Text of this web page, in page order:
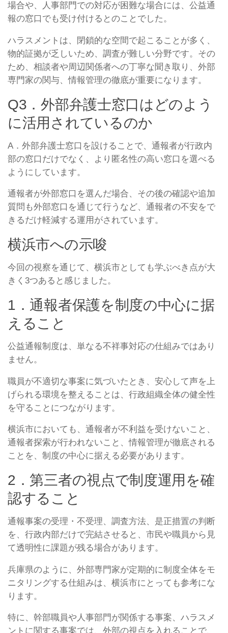
場合や、人事部門での対応が困難な場合には、公益通
報の窓口でも受け付けるとのことでした。
ハラスメントは、閉鎖的な空間で起こることが多く、
物的証拠が乏しいため、調査が難しい分野です。その
ため、相談者や周辺関係者への丁寧な聞き取り、外部
専門家の関与、情報管理の徹底が重要になります。
Q3．外部弁護士窓口はどのよう
に活用されているのか
A．外部弁護士窓口を設けることで、通報者が行政内
部の窓口だけでなく、より匿名性の高い窓口を選べる
ようにしています。
通報者が外部窓口を選んだ場合、その後の確認や追加
質問も外部窓口を通じて行うなど、通報者の不安をで
きるだけ軽減する運用がされています。
横浜市への示唆
今回の視察を通じて、横浜市としても学ぶべき点が大
きく3つあると感じました。
1．通報者保護を制度の中心に据
えること
公益通報制度は、単なる不祥事対応の仕組みではあり
ません。
職員が不適切な事案に気づいたとき、安心して声を上
げられる環境を整えることは、行政組織全体の健全性
を守ることにつながります。
横浜市においても、通報者が不利益を受けないこと、
通報者探索が行われないこと、情報管理が徹底される
ことを、制度の中心に据える必要があります。
2．第三者の視点で制度運用を確
認すること
通報事案の受理・不受理、調査方法、是正措置の判断
を、行政内部だけで完結させると、市民や職員から見
て透明性に課題が残る場合があります。
兵庫県のように、外部専門家が定期的に制度全体をモ
ニタリングする仕組みは、横浜市にとっても参考にな
ります。
特に、幹部職員や人事部門が関係する事案、ハラスメ
ントに関する事案では、外部の視点を入れることで、